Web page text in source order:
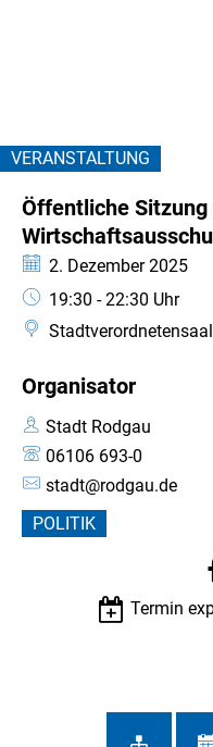
und
VERANSTALTUNG
Öffentliche
Datum:
2. Dezember 2025
Uhrzeit:
19:30 - 22:30 Uhr
Organisator
Stadt Rodgau
06106 693-0
stadt@rodgau.de
POLITIK
Termin